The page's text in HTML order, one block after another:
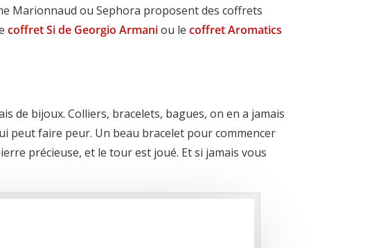
Marionnaud ou Sephora proposent des coffrets
coffret Si de Georgio Armaniou lecoffret Aromatics
de bijoux. Colliers, bracelets, bagues, on en a jamais
peut faire peur. Un beau bracelet pour commencer
précieuse, et le tour est joué. Et si jamais vous